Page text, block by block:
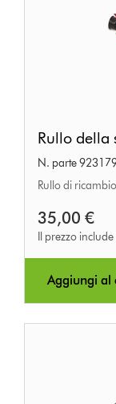
della
spazzola
Rullo della
N. parte
Rullo di
35,00 €
Il prezzo include
Aggiungi al